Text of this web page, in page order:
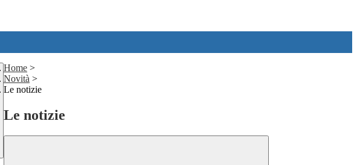
Home >
Novità >
Le notizie
Le notizie